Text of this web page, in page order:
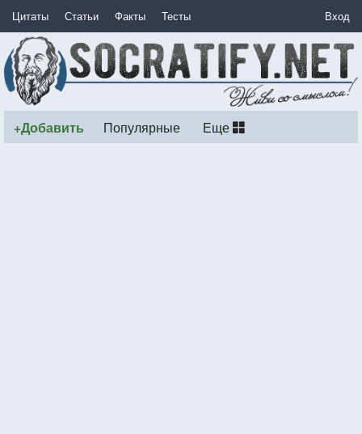
Цитаты Статьи Факты Тесты Вход
+Добавить Популярные Еще